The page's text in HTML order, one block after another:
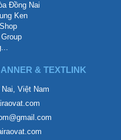
Đồng Nai
Ken
& TEXTLINK
Việt Nam